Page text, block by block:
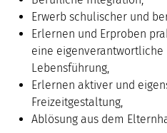
Erwerb schulischer und
Erlernen und Erproben
eine eigenverantwortliche
Lebensführung,
Erlernen aktiver und
Freizeitgestaltung,
Ablösung aus dem